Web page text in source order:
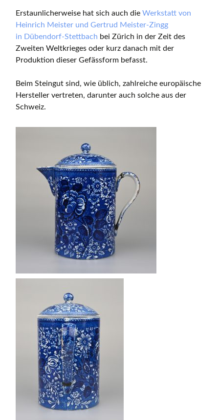
Erstaunlicherweise hat sich auch die Werkstatt von
Heinrich Meister und Gertrud Meister-Zingg
in Dübendorf-Stettbach bei Zürich in der Zeit des
Zweiten Weltkrieges oder kurz danach mit der
Produktion dieser Gefässform befasst.
Beim Steingut sind, wie üblich, zahlreiche europäische
Hersteller vertreten, darunter auch solche aus der
Schweiz.